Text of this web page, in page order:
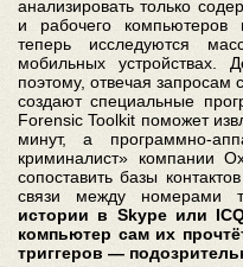
анализировать только
и рабочего компьютеров
теперь исследуются
мобильных устройствах.
поэтому, отвечая запросам
создают специальные
Forensic Toolkit поможет
минут, а программно-
криминалист» компании
сопоставить базы
связи между номерами
истории в Skype или
компьютер сам их
триггеров —